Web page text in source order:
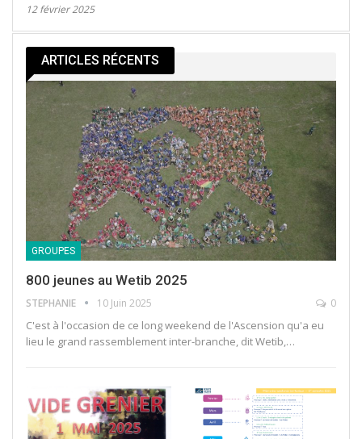
12 février 2025
ARTICLES RÉCENTS
GROUPES
800 jeunes au Wetib 2025
STEPHANIE 10 Juin 2025 0
C'est à l'occasion de ce long weekend de l'Ascension qu'a eu
lieu le grand rassemblement inter-branche, dit Wetib,…